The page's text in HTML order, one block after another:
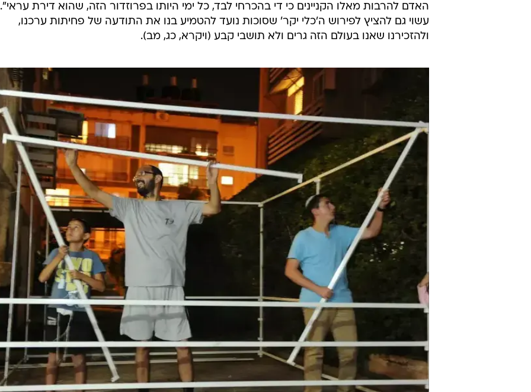
האדם להרבות מאלו הקניינים כי די בהכרחי לבד, כל ימי היותו בפרוזדור הזה, שהוא דירת
עשוי גם להציץ לפירוש ה'כלי יקר' שסוכות נועד להטמיע בנו את התודעה של פחיתות ערכנו,
ולהזכירנו שאנו בעולם הזה גרים ולא תושבי קבע (ויקרא, כג, מב).